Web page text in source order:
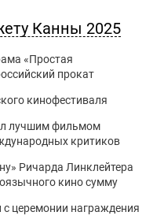
Канны 2025
«Простая
прокат
кинофестиваля
лучшим фильмом
критиков
Ричарда Линклейтера
кино сумму
церемонии награждения